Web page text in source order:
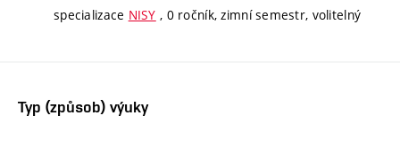
specializace NISY , 0 ročník, zimní semestr, volitelný
Typ (způsob) výuky